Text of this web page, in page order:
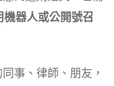
機器人或公開號召
事、律師、朋友，